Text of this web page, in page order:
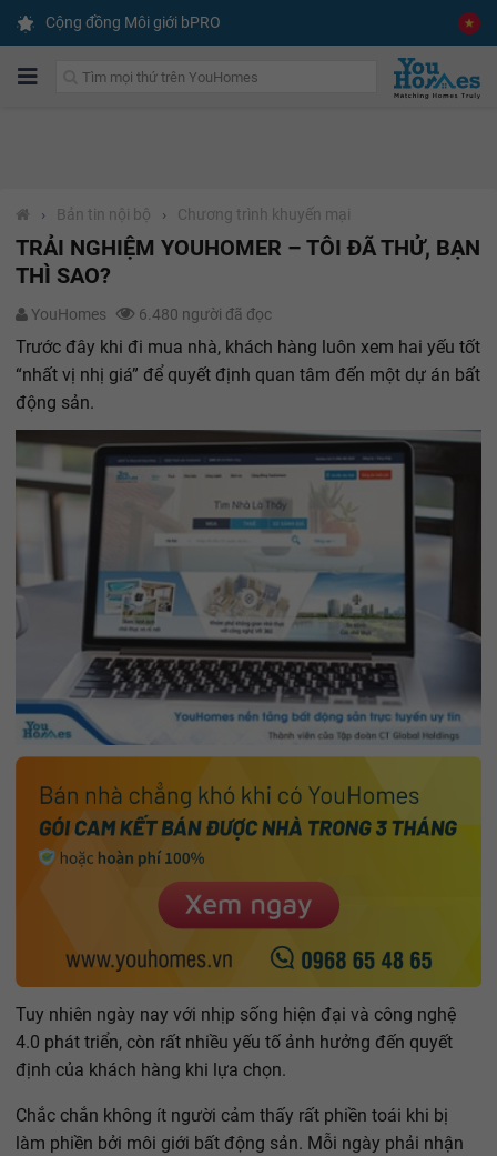
Cộng đồng Môi giới bPRO
› Bản tin nội bộ › Chương trình khuyến mại
TRẢI NGHIỆM YOUHOMER – TÔI ĐÃ THỬ, BẠN
THÌ SAO?
YouHomes 6.480 người đã đọc
Trước đây khi đi mua nhà, khách hàng luôn xem hai yếu tốt
“nhất vị nhị giá” để quyết định quan tâm đến một dự án bất
động sản.
Tuy nhiên ngày nay với nhịp sống hiện đại và công nghệ
4.0 phát triển, còn rất nhiều yếu tố ảnh hưởng đến quyết
định của khách hàng khi lựa chọn.
Chắc chắn không ít người cảm thấy rất phiền toái khi bị
làm phiền bởi môi giới bất động sản. Mỗi ngày phải nhận